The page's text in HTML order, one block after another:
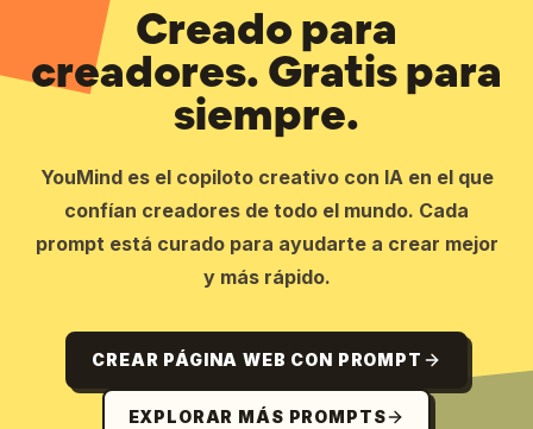
Creado para
creadores. Gratis para
siempre.
YouMind es el copiloto creativo con IA en el que
confían creadores de todo el mundo. Cada
prompt está curado para ayudarte a crear mejor
y más rápido.
CREAR PÁGINA WEB CON PROMPT
EXPLORAR MÁS PROMPTS